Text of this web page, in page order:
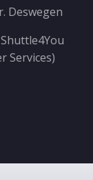
5 Sterne
(heute